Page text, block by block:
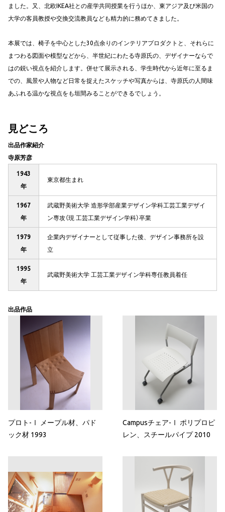
ました。又、北欧IKEA社との産学共同授業を行うほか、東アジア及び米国の
大学の客員教授や交換交流教員なども精力的に務めてきました。
本展では、椅子を中心とした30点余りのインテリアプロダクトと、それらに
まつわる図面や模型などから、半世紀にわたる寺原氏の、デザイナーならで
はの鋭い視点を紹介します。併せて展示される、学生時代から近年に至るま
での、風景や人物など日常を捉えたスケッチや写真からは、寺原氏の人間味
あふれる温かな視点をも垣間みることができるでしょう。
見どころ
出品作家紹介
寺原芳彦
1943
年
東京都生まれ
1967
年
武蔵野美術大学 造形学部産業デザイン学科工芸工業デザイ
ン専攻（現 工芸工業デザイン学科）卒業
1979
年
企業内デザイナーとして従事した後、デザイン事務所を設
立
1995
年
武蔵野美術大学 工芸工業デザイン学科専任教員着任
出品作品
プロト-Ⅰ メープル材、パド
ック材 1993
Campusチェア-Ⅰ ポリプロピ
レン、スチールパイプ 2010